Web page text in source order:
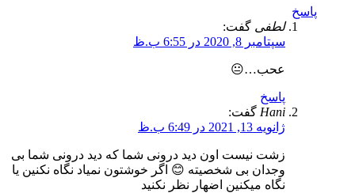
پاسخ
لطفی گفت:
سپتامبر 8, 2020 در 6:55 ب.ظ
عحب…😐
پاسخ
Hani گفت:
ژانویه 13, 2021 در 6:49 ب.ظ
زشت نیست اون دید درونی شما که دید درونی شما بی
وجدان بی شخصیته 😊 اگر خوشتون نمیاد نگاه نکنین یا
نگاه میکنین اضهار نظر نکنید